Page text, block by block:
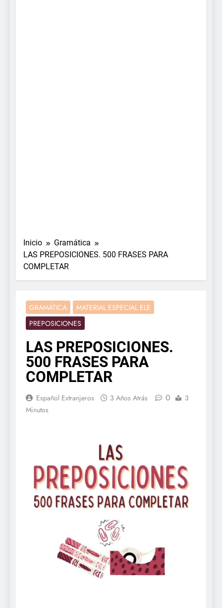
Inicio
Gramática
LAS PREPOSICIONES. 500 FRASES PARA
COMPLETAR
GRAMÁTICA
MATERIAL ESPECIAL ELE
PREPOSICIONES
LAS PREPOSICIONES.
500 FRASES PARA
COMPLETAR
Español Extranjeros 3 Años Atrás 0
3
Minutos